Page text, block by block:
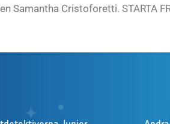
Samantha Cristoforetti. STARTA